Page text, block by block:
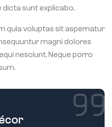
sunt explicabo.
quia voluptas sit aspernatur
magni dolores
nesciunt. Neque porro